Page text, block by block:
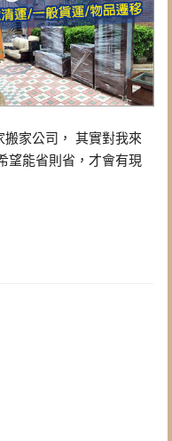
家公司， 其實對我來
望能省則省，才會有現